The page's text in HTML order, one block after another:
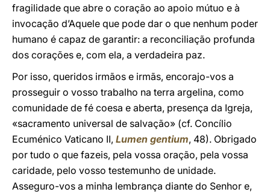
fragilidade que abre o coração ao apoio mútuo e à
invocação d’Aquele que pode dar o que nenhum poder
humano é capaz de garantir: a reconciliação profunda
dos corações e, com ela, a verdadeira paz.
Por isso, queridos irmãos e irmãs, encorajo-vos a
prosseguir o vosso trabalho na terra argelina, como
comunidade de fé coesa e aberta, presença da Igreja,
«sacramento universal de salvação» (cf. Concílio
Ecuménico Vaticano II, Lumen gentium, 48). Obrigado
por tudo o que fazeis, pela vossa oração, pela vossa
caridade, pelo vosso testemunho de unidade.
Asseguro-vos a minha lembrança diante do Senhor e,